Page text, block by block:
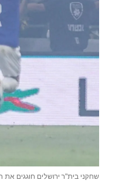
שחקני בית"ר ירושלים חוגגים